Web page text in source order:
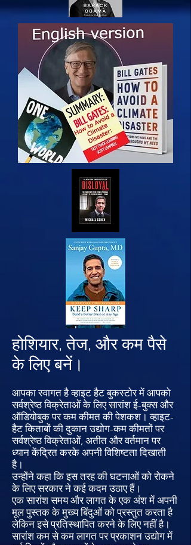
होशियार, तेज, और कम पैसे
के लिए बनें।
आपका स्वागत है व्हाइट हैट बुकस्टोर में आपको
सर्वश्रेष्ठ विक्रेताओं के लिए सारांश ई-बुक्स और
ऑडियोबुक पर कम कीमत की पेशकश। व्हाइट-
हैट किताबों की दुकान उद्योग-कम कीमतों पर
सर्वश्रेष्ठ विक्रेताओं, अतीत और वर्तमान पर
ध्यान केंद्रित करके अपनी विशिष्टता दिखाती
है।
उन्होंने कहा कि इस तरह की घटनाओं को रोकने
के लिए सरकार ने कई कदम उठाए हैं।
एक सारांश समय और लागत के एक अंश में अपनी
मूल पुस्तक के मुख्य बिंदुओं को प्रस्तुत करता है
लेकिन इसे प्रतिस्थापित करने के लिए नहीं है।
सारांश कम से कम लागत पर प्रकाशन उद्योग में